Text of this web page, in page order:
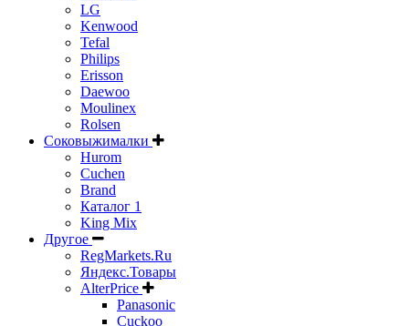
LG
Kenwood
Tefal
Philips
Erisson
Daewoo
Moulinex
Rolsen
Соковыжималки
Hurom
Cuchen
Brand
Каталог 1
King Mix
Другое
RegMarkets.Ru
Яндекс.Товары
AlterPrice
Panasonic
Cuckoo